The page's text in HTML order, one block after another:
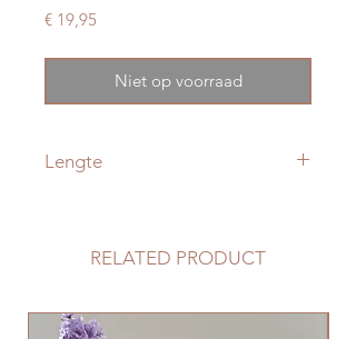
€ 19,95
Niet op voorraad
Lengte
RELATED PRODUCT